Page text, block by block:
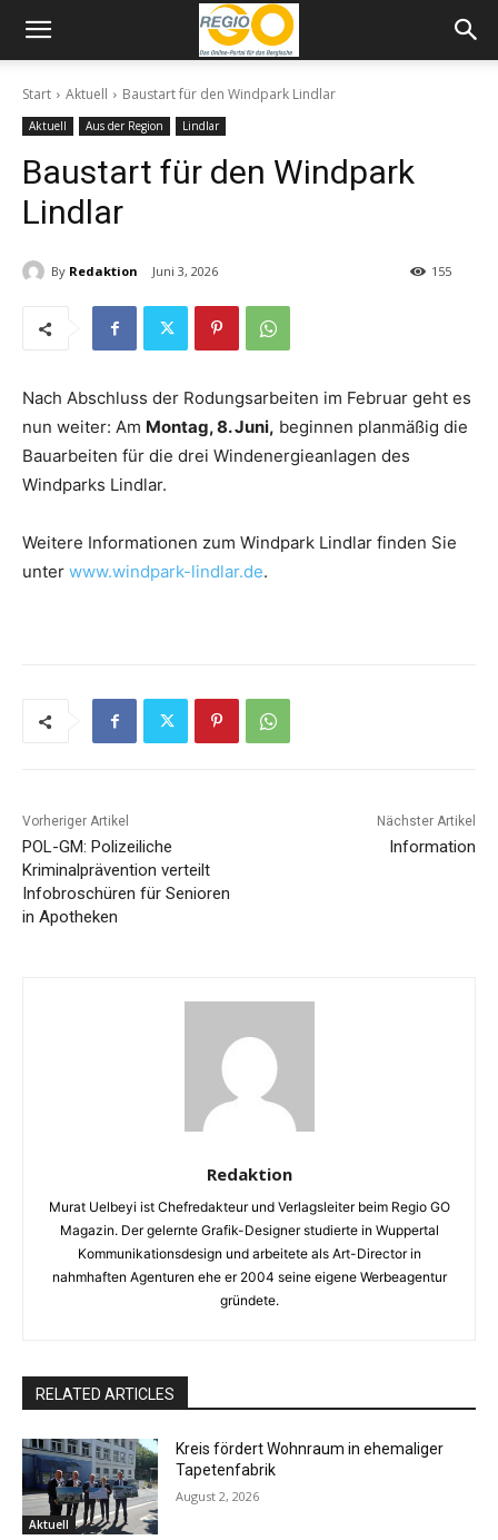
Start Aktuell Baustart für den Windpark Lindlar
Aktuell Aus der Region Lindlar
Baustart für den Windpark
Lindlar
By Redaktion Juni 3, 2026 155
Nach Abschluss der Rodungsarbeiten im Februar geht es
nun weiter: Am Montag, 8. Juni, beginnen planmäßig die
Bauarbeiten für die drei Windenergieanlagen des
Windparks Lindlar.
Weitere Informationen zum Windpark Lindlar finden Sie
unter www.windpark-lindlar.de.
Vorheriger Artikel
POL-GM: Polizeiliche
Kriminalprävention verteilt
Infobroschüren für Senioren
in Apotheken
Nächster Artikel
Information
Redaktion
Murat Uelbeyi ist Chefredakteur und Verlagsleiter beim Regio GO
Magazin. Der gelernte Grafik-Designer studierte in Wuppertal
Kommunikationsdesign und arbeitete als Art-Director in
nahmhaften Agenturen ehe er 2004 seine eigene Werbeagentur
gründete.
RELATED ARTICLES
Aktuell
Kreis fördert Wohnraum in ehemaliger
Tapetenfabrik
August 2, 2026